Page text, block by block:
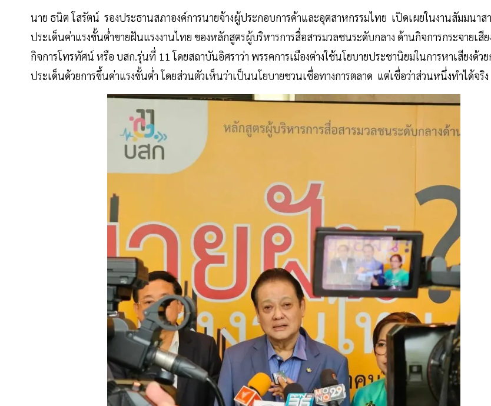
นาย ธนิต โสรัตน์ รองประธานสภาองค์การนายจ้างผู้ประกอบการค้าและอุตสาหกรรมไทย เปิดเผยในงานสัมมนาส
ประเด็นค่าแรงขั้นต่ำขายฝันแรงงานไทย ของหลักสูตรผู้บริหารการสื่อสารมวลชนระดับกลาง ด้านกิจการกระจายเสี
กิจการโทรทัศน์ หรือ บสก.รุ่นที่ 11 โดยสถาบันอิศราว่า พรรคการเมืองต่างใช้นโยบายประชานิยมในการหาเสียงด้ว
ประเด็นด้วยการขึ้นค่าแรงขั้นต่ำ โดยส่วนตัวเห็นว่าเป็นนโยบายชวนเชื่อทางการตลาด แต่เชื่อว่าส่วนหนึ่งทำได้จริง